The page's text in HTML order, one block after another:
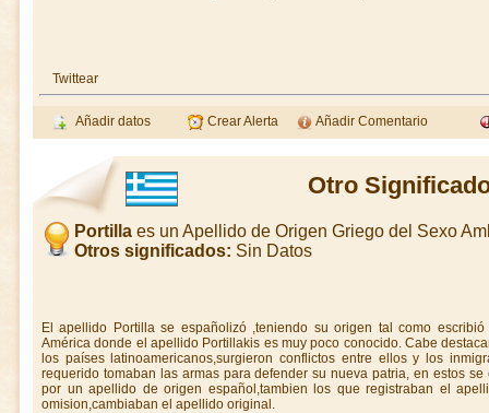
Twittear
Añadir datos Crear Alerta Añadir Comentario
Otro
Portilla es un Apellido de Origen Griego del Sexo
Otros significados: Sin Datos
El apellido Portilla se españolizó ,teniendo su origen tal como
América donde el apellido Portillakis es muy poco conocido. Cabe
los países latinoamericanos,surgieron conflictos entre ellos y los
requerido tomaban las armas para defender su nueva patria, en estos
por un apellido de origen español,tambien los que registraban el
omision,cambiaban el apellido original.